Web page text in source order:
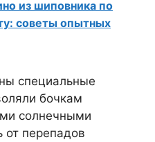
из шиповника по
советы опытных
специальные
бочкам
солнечными
от перепадов